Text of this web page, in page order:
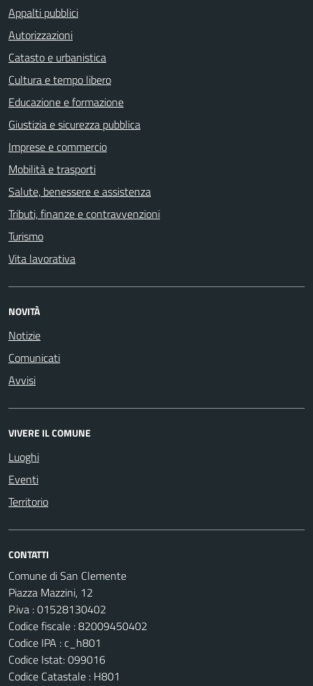
Appalti pubblici
Autorizzazioni
Catasto e urbanistica
Cultura e tempo libero
Educazione e formazione
Giustizia e sicurezza pubblica
Imprese e commercio
Mobilità e trasporti
Salute, benessere e assistenza
Tributi, finanze e contravvenzioni
Turismo
Vita lavorativa
NOVITÀ
Notizie
Comunicati
Avvisi
VIVERE IL COMUNE
Luoghi
Eventi
Territorio
CONTATTI
Comune di San Clemente
Piazza Mazzini, 12
P.iva : 01528130402
Codice fiscale : 82009450402
Codice IPA : c_h801
Codice Istat: 099016
Codice Catastale : H801